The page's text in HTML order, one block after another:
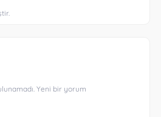
Yeni bir yorum